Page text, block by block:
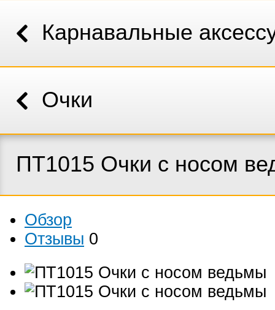
Карнавальные
Очки
ПТ1015 Очки с носом
Обзор
Отзывы 0